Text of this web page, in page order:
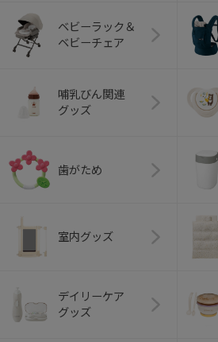
ベビーラック＆
ベビーチェア
哺乳びん関連
グッズ
歯がため
室内グッズ
デイリーケア
グッズ